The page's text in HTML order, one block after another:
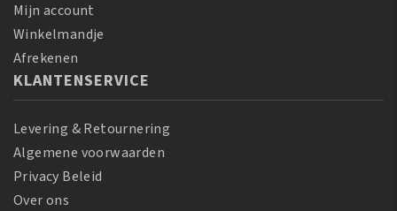
gr
aantal
Mijn account
Winkelmandje
Afrekenen
KLANTENSERVICE
Levering & Retournering
Algemene voorwaarden
Privacy Beleid
Over ons